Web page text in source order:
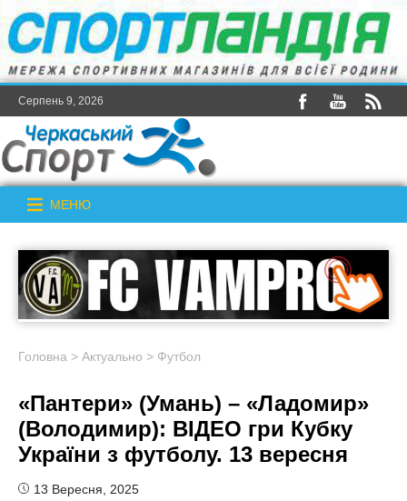
Серпень 9, 2026
МЕНЮ
Головна > Актуально > Футбол
«Пантери» (Умань) – «Ладомир»
(Володимир): ВІДЕО гри Кубку
України з футболу. 13 вересня
13 Вересня, 2025